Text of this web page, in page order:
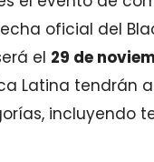
oficial del
el 29 de
Latina tendrán
incluyendo